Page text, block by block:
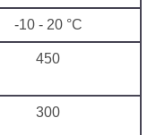
-10 - 20 °C
450
300